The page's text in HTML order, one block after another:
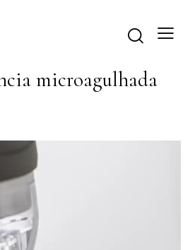
microagulhada